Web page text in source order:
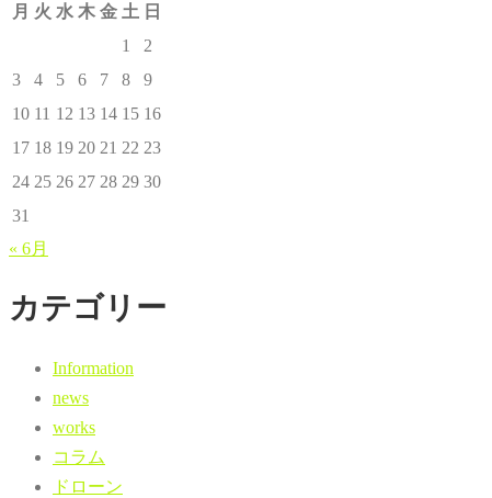
月 火 水 木 金 土 日
1
2
3
4 5 6 7 8
9
10 11 12 13 14 15 16
17 18 19 20 21 22 23
24 25 26 27 28 29 30
31
« 6月
カテゴリー
Information
news
works
コラム
ドローン